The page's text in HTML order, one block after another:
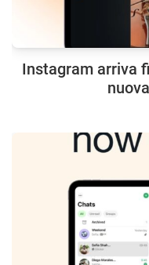
Instagram arriva